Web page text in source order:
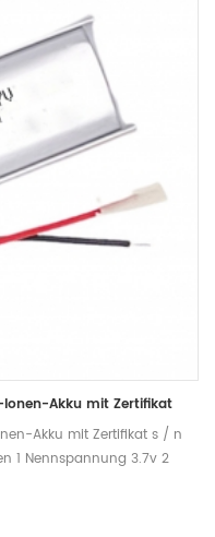
Akku mit Zertifikat
Akku mit Zertifikat s / n
1 Nennspannung 3.7v 2